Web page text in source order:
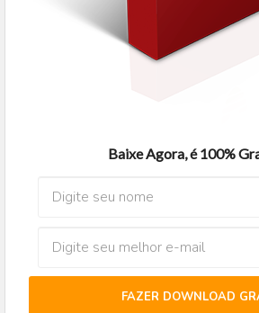
Baixe Agora, é 100%
FAZER DOWNLOAD